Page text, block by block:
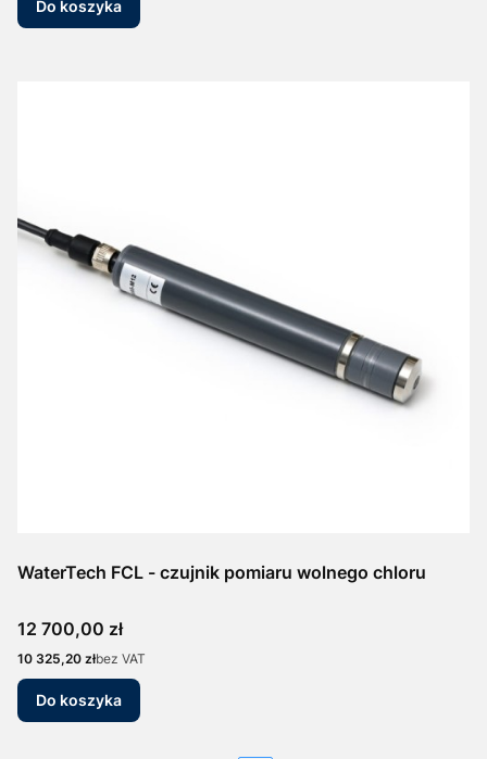
Do koszyka
WaterTech FCL - czujnik pomiaru wolnego chloru
Cena
12 700,00 zł
Cena
10 325,20 złbez VAT
Do koszyka